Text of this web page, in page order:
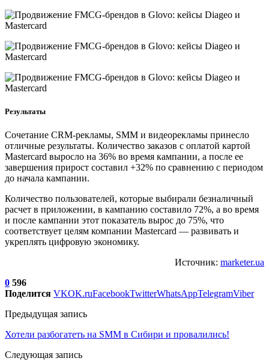
Результаты
Сочетание CRM-рекламы, SMM и видеорекламы принесло
отличные результаты. Количество заказов с оплатой картой
Mastercard выросло на 36% во время кампании, а после ее
завершения прирост составил +32% по сравнению с периодом
до начала кампании.
Количество пользователей, которые выбирали безналичный
расчет в приложении, в кампанию составило 72%, а во время
и после кампании этот показатель вырос до 75%, что
соответствует целям компании Mastercard — развивать и
укреплять цифровую экономику.
Источник: marketer.ua
0 596
Поделится VKOK.ruFacebookTwitterWhatsAppTelegramViber
Предыдущая запись
Хотели разбогатеть на SMM в Сибири и провалились!
Следующая запись